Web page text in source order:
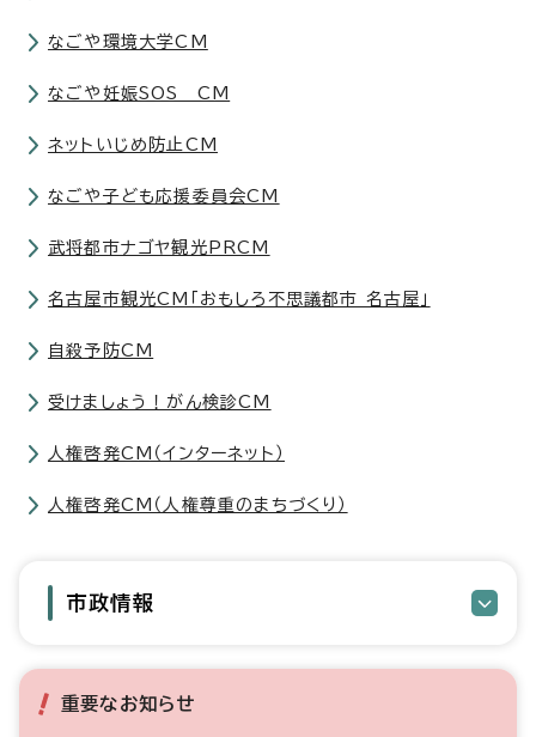
なごや環境大学CM
なごや妊娠SOS CM
ネットいじめ防止CM
なごや子ども応援委員会CM
武将都市ナゴヤ観光PRCM
名古屋市観光CM「おもしろ不思議都市 名古屋」
自殺予防CM
受けましょう！がん検診CM
人権啓発CM（インターネット）
人権啓発CM（人権尊重のまちづくり）
市政情報
重要なお知らせ